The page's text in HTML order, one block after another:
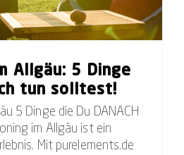
Allgäu: 5 Dinge
tun solltest!
5 Dinge die Du DANACH
Mit purelements.de